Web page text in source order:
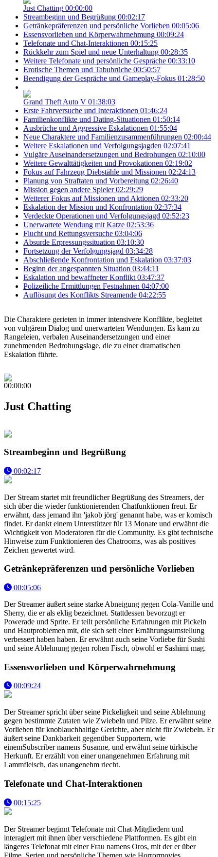
Just Chatting 00:00:00
Streambeginn und Begrüßung 00:02:17
Getränkepräferenzen und persönliche Vorlieben 00:05:06
Essensvorlieben und Körperwahrnehmung 00:09:24
Telefonate und Chat-Interaktionen 00:15:25
Rückkehr zum Spiel und neue Unterhaltung 00:28:35
Weitere Telefonate und persönliche Gespräche 00:33:10
Erotische Themen und Tabubrüche 00:50:57
Beendigung der Gespräche und Gameplay-Fokus 01:28:50
Grand Theft Auto V 01:38:03
Erste Fahrversuche und Interaktionen 01:46:24
Familienkonflikte und Dating-Situationen 01:50:14
Ausbrüche und Aggressive Eskalationen 01:55:04
Neue Charaktere und Familienzusammenführungen 02:00:44
Weitere Eskalationen und Verfolgungsjagden 02:07:41
Vulgäre Auseinandersetzungen und Bedrohungen 02:10:00
Weitere Gewalttätigkeiten und Provokationen 02:19:02
Fokus auf Fahrzeug Diebstähle und Missionen 02:24:13
Planung von Straftaten und Vorbereitung 02:26:40
Mission gegen andere Spieler 02:29:29
Weiterer Fokus auf Missionen und Aktionen 02:33:20
Eskalation der Mission und Konfrontation 02:37:34
Verdeckte Operationen und Verfolgungsjagd 02:52:23
Unerwartete Wendung mit Katze 02:53:36
Flucht und Rettungsversuche 03:04:06
Absurde Erpressungssituation 03:10:30
Fortsetzung der Verfolgungsjagd 03:34:28
Abschließende Konfrontation und Eskalation 03:37:03
Beginn der angespannten Situation 03:44:11
Eskalation und bewaffneter Konflikt 03:47:37
Polizeiliche Ermittlungen Festnahmen 04:07:00
Auflösung des Konflikts Streamende 04:22:55
Die Charaktere gerieten in immer intensivere Konflikte, begleitet
von vulgärem Dialog und unerwarteten Wendungen. Es kam zu
Rangeleien, verbalen Auseinandersetzungen und einer
zunehmenden Bedrohungslage, die zu einer dramatischen
Eskalation führte.
00:00:00
Just Chatting
Streambeginn und Begrüßung
00:02:17
Der Stream startet mit freundlicher Begrüßung des Streamers, der
sich über die wieder funktionierenden Chatfunktionen freut. Er
erwähnt, dass jemand ihn 'jakob jörg' genannt habe, was er komisch
findet. Er dankt einem Unterstützer für 13 Monate und erwähnt die
Wichtigkeit von Moderatoren für die Community. Es gibt technische
Hinweise zum Funktionieren des Chatrooms, was als positives
Zeichen gewertet wird.
Getränkepräferenzen und persönliche Vorlieben
00:05:06
Der Streamer äußert seine starke Abneigung gegen Cola-Vanille und
Sherry, die er als eklig bezeichnet. Stattdessen bevorzugt er
Powerade und Sprite. Er teilt persönliche Erfahrungen mit Pickeln
und Hautproblemen mit, die sich seit einer Ernährungsumstellung
verbessert haben haben. Er erwähnt auch seine Vorliebe für Sushi
und seine Ablehnung gegen rohen Fisch, obwohl er Sashimi mag.
Essensvorlieben und Körperwahrnehmung
00:09:24
Der Streamer spricht über seine Pickeligkeit und seine Ablehnung
gegen bestimmte Zutaten wie Zwiebeln und Pilze. Er erwähnt seine
Vorlieben für knoblauchhaltige Gerichte, aber nicht für Zwiebeln. Er
äußert seine Dankbarkeit gegenüber Supportern, wie
einemSubscriber namens Susanne, und erwähnt seine türkische
Herkunft. Er erzählt von einer unangenehmen Erfahrung mit
Lammfleisch, das unangenehm riecht.
Telefonate und Chat-Interaktionen
00:15:25
Der Streamer beginnt Telefonate mit Chat-Mitgliedern und
interagiert mit ihnen über verschiedene Plattformen. Es gibt ein
längeres Telefonat mit einer Frau namens Oros, mit der er über
Filme, Serien und persönliche Themen wie Horrormovies,